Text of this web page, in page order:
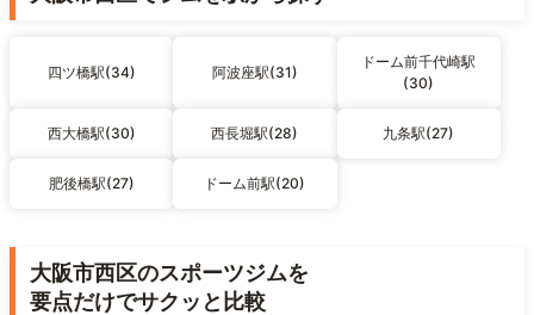
四ツ橋駅(34) 阿波座駅(31)
ドーム前千代崎駅
(30)
西大橋駅(30) 西長堀駅(28) 九条駅(27)
肥後橋駅(27) ドーム前駅(20)
大阪市西区のスポーツジムを
要点だけでサクッと比較